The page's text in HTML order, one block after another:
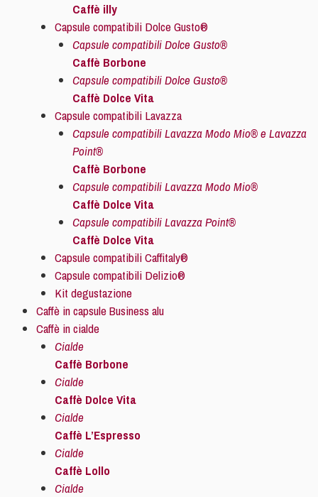
Caffè illy
Capsule compatibili Dolce Gusto®
Capsule compatibili Dolce Gusto®
Caffè Borbone
Capsule compatibili Dolce Gusto®
Caffè Dolce Vita
Capsule compatibili Lavazza
Capsule compatibili Lavazza Modo Mio® e Lavazza
Point®
Caffè Borbone
Capsule compatibili Lavazza Modo Mio®
Caffè Dolce Vita
Capsule compatibili Lavazza Point®
Caffè Dolce Vita
Capsule compatibili Caffitaly®
Capsule compatibili Delizio®
Kit degustazione
Caffè in capsule Business alu
Caffè in cialde
Cialde
Caffè Borbone
Cialde
Caffè Dolce Vita
Cialde
Caffè L’Espresso
Cialde
Caffè Lollo
Cialde